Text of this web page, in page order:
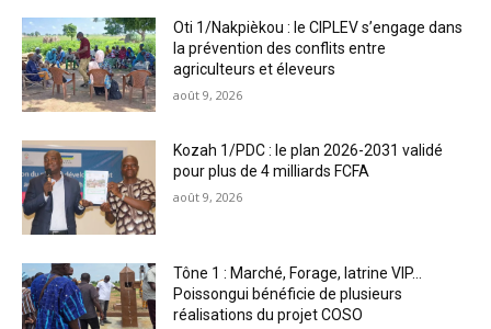
Oti 1/Nakpièkou : le CIPLEV s’engage dans
la prévention des conflits entre
agriculteurs et éleveurs
août 9, 2026
Kozah 1/PDC : le plan 2026-2031 validé
pour plus de 4 milliards FCFA
août 9, 2026
Tône 1 : Marché, Forage, latrine VIP…
Poissongui bénéficie de plusieurs
réalisations du projet COSO